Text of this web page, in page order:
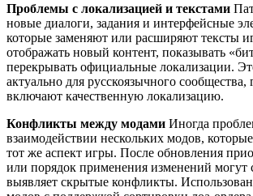
Проблемы с локализацией и текстами
новые диалоги, задания и интерфейсные
которые заменяют или расширяют тексты
отображать новый контент, показывать
перекрывать официальные локализации.
актуально для русскоязычного
включают качественную локализацию.
Конфликты между модами Иногда
взаимодействии нескольких модов,
тот же аспект игры. После обновления
или порядок применения изменений могут
выявляет скрытые конфликты.